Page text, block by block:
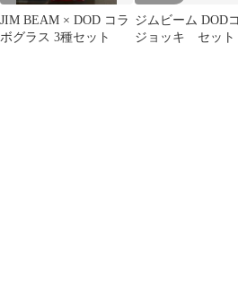
JIM BEAM × DOD コラ
ボグラス 3種セット
ジムビーム DOD
ジョッキ セット